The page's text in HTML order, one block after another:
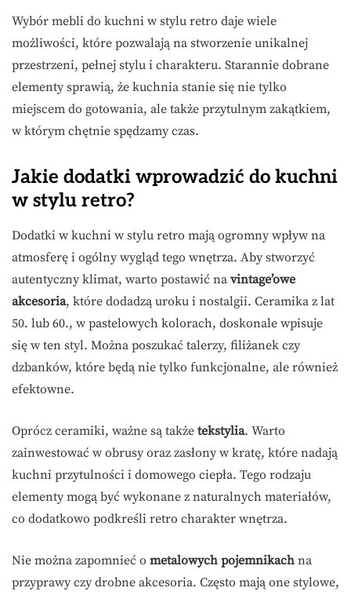
Wybór mebli do kuchni w stylu retro daje wiele
możliwości, które pozwalają na stworzenie unikalnej
przestrzeni, pełnej stylu i charakteru. Starannie dobrane
elementy sprawią, że kuchnia stanie się nie tylko
miejscem do gotowania, ale także przytulnym zakątkiem,
w którym chętnie spędzamy czas.
Jakie dodatki wprowadzić do kuchni
w stylu retro?
Dodatki w kuchni w stylu retro mają ogromny wpływ na
atmosferę i ogólny wygląd tego wnętrza. Aby stworzyć
autentyczny klimat, warto postawić na vintage’owe
akcesoria, które dodadzą uroku i nostalgii. Ceramika z lat
50. lub 60., w pastelowych kolorach, doskonale wpisuje
się w ten styl. Można poszukać talerzy, filiżanek czy
dzbanków, które będą nie tylko funkcjonalne, ale również
efektowne.
Oprócz ceramiki, ważne są także tekstylia. Warto
zainwestować w obrusy oraz zasłony w kratę, które nadają
kuchni przytulności i domowego ciepła. Tego rodzaju
elementy mogą być wykonane z naturalnych materiałów,
co dodatkowo podkreśli retro charakter wnętrza.
Nie można zapomnieć o metalowych pojemnikach na
przyprawy czy drobne akcesoria. Często mają one stylowe,